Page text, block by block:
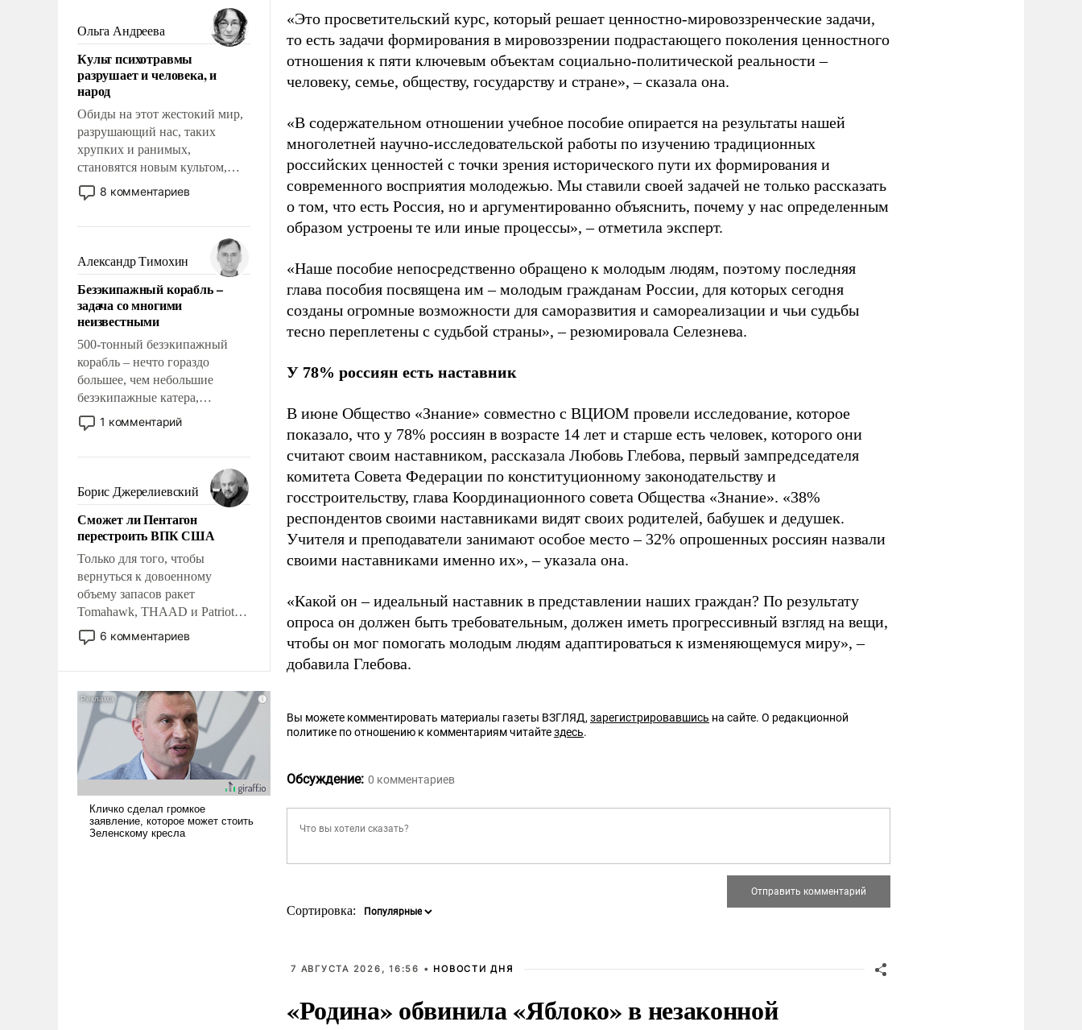
Ольга Андреева
Культ психотравмы
разрушает и человека, и
народ
Обиды на этот жестокий мир,
разрушающий нас, таких
хрупких и ранимых,
становятся новым культом,
постепенно вытесняя и
отменяя традиционное
мужественным и твердым под
ударами судьбы, брать на себя
ответственность, помогать
слабым, идти вперед и
адаптироваться.
8 комментариев
Александр Тимохин
Безэкипажный корабль –
задача со многими
неизвестными
500-тонный безэкипажный
корабль – нечто гораздо
большее, чем небольшие
безэкипажные катера,
применение которых уже
стало обыденностью. Задача по
сложна и амбициозна. Однако
и ее реализация радикально
поднимет наши боевые
возможности.
1 комментарий
Борис Джерелиевский
Сможет ли Пентагон
перестроить ВПК США
Только для того, чтобы
вернуться к довоенному
объему запасов ракет
Tomahawk, THAAD и Patriot
США потребуется более трех
лет. Даже небольшая война с
Сложившаяся ситуация
означает многолетний период
уязвимости США, например,
перед Китаем.
6 комментариев
«Это просветительский курс, который решает ценностно-мировоззренческие задачи,
то есть задачи формирования в мировоззрении подрастающего поколения ценностного
отношения к пяти ключевым объектам социально-политической реальности –
человеку, семье, обществу, государству и стране», – сказала она.
«В содержательном отношении учебное пособие опирается на результаты нашей
многолетней научно-исследовательской работы по изучению традиционных
российских ценностей с точки зрения исторического пути их формирования и
современного восприятия молодежью. Мы ставили своей задачей не только рассказать
о том, что есть Россия, но и аргументированно объяснить, почему у нас определенным
образом устроены те или иные процессы», – отметила эксперт.
«Наше пособие непосредственно обращено к молодым людям, поэтому последняя
глава пособия посвящена им – молодым гражданам России, для которых сегодня
созданы огромные возможности для саморазвития и самореализации и чьи судьбы
тесно переплетены с судьбой страны», – резюмировала Селезнева.
У 78% россиян есть наставник
В июне Общество «Знание» совместно с ВЦИОМ провели исследование, которое
показало, что у 78% россиян в возрасте 14 лет и старше есть человек, которого они
считают своим наставником, рассказала Любовь Глебова, первый зампредседателя
комитета Совета Федерации по конституционному законодательству и
госстроительству, глава Координационного совета Общества «Знание». «38%
респондентов своими наставниками видят своих родителей, бабушек и дедушек.
Учителя и преподаватели занимают особое место – 32% опрошенных россиян назвали
своими наставниками именно их», – указала она.
«Какой он – идеальный наставник в представлении наших граждан? По результату
опроса он должен быть требовательным, должен иметь прогрессивный взгляд на вещи,
чтобы он мог помогать молодым людям адаптироваться к изменяющемуся миру», –
добавила Глебова.
Вы можете комментировать материалы газеты ВЗГЛЯД,зарегистрировавшись на сайте. О редакционной
политике по отношению к комментариям читайтездесь.
Обсуждение: 0 комментариев
Сортировка:
7 АВГУСТА 2026, 16:56 • НОВОСТИ ДНЯ
«Родина» обвинила «Яблоко» в незаконной